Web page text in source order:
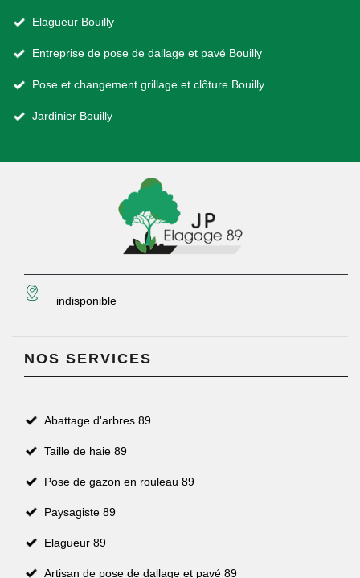
Elagueur Bouilly
Entreprise de pose de dallage et pavé Bouilly
Pose et changement grillage et clôture Bouilly
Jardinier Bouilly
indisponible
NOS SERVICES
Abattage d'arbres 89
Taille de haie 89
Pose de gazon en rouleau 89
Paysagiste 89
Elagueur 89
Artisan de pose de dallage et pavé 89